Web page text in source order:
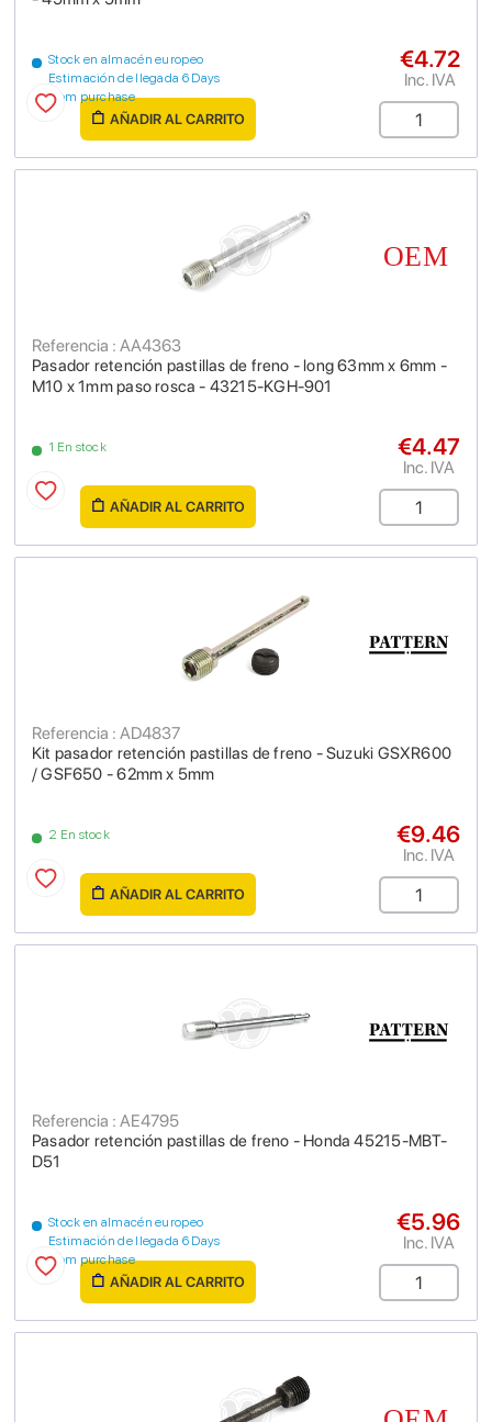
Stock en almacén europeo
Estimación de llegada 6 Days
from purchase
€4.72
Inc. IVA
AÑADIR AL CARRITO
Pasador retención pastillas de freno - long 63mm x 6mm -
M10 x 1mm paso rosca - 43215-KGH-901
Referencia : AA4363
1 En stock €4.47
Inc. IVA
AÑADIR AL CARRITO
Kit pasador retención pastillas de freno - Suzuki GSXR600
/ GSF650 - 62mm x 5mm
Referencia : AD4837
2 En stock €9.46
Inc. IVA
AÑADIR AL CARRITO
Pasador retención pastillas de freno - Honda 45215-MBT-
D51
Referencia : AE4795
Stock en almacén europeo
Estimación de llegada 6 Days
from purchase
€5.96
Inc. IVA
AÑADIR AL CARRITO